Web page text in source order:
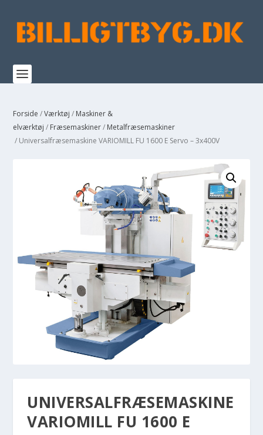
Forside /Værktøj / Maskiner &
elværktøj / Fræsemaskiner/ Metalfræsemaskiner
/ Universalfræsemaskine VARIOMILL FU 1600 E Servo – 3x400V
UNIVERSALFRÆSEMASKINE
VARIOMILL FU 1600 E